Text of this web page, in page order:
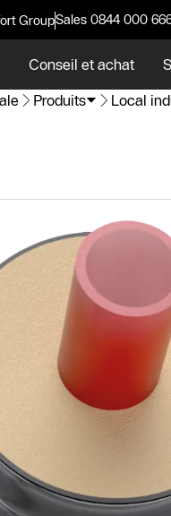
GroupSales 0844 000
Conseil et achat
Produits Local